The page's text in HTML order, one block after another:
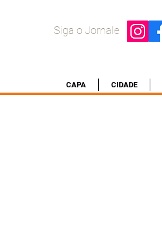
Siga o Jornale
CAPA CIDADE